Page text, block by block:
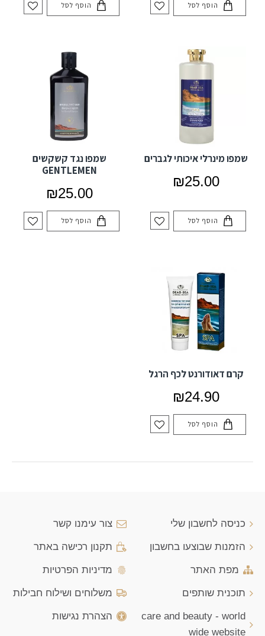
הוסף לסל הוסף לסל
שמפו מינרלי איכותי לגברים
₪25.00
הוסף לסל
שמפו נגד קשקשים
GENTLEMEN
₪25.00
הוסף לסל
קרם דאודורנט לכף הרגל
₪24.90
הוסף לסל
כניסה לחשבון שלי
הזמנות שבוצעו בחשבון
מפת האתר
תוכנית שותפים
care and beauty - world
wide website
צור עימנו קשר
תקנון רכישה באתר
מדיניות הפרטיות
משלוחים ושילוח חבילות
הצהרת נגישות